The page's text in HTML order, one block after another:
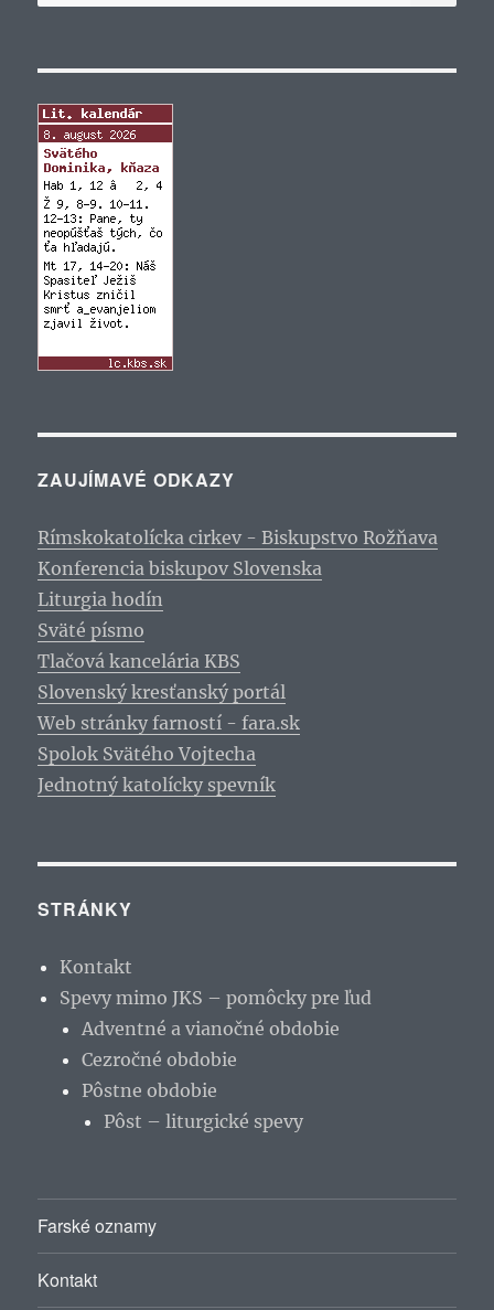
ZAUJÍMAVÉ ODKAZY
Rímskokatolícka cirkev - Biskupstvo Rožňava
Konferencia biskupov Slovenska
Liturgia hodín
Sväté písmo
Tlačová kancelária KBS
Slovenský kresťanský portál
Web stránky farností - fara.sk
Spolok Svätého Vojtecha
Jednotný katolícky spevník
STRÁNKY
Kontakt
Spevy mimo JKS – pomôcky pre ľud
Adventné a vianočné obdobie
Cezročné obdobie
Pôstne obdobie
Pôst – liturgické spevy
Farské oznamy
Kontakt